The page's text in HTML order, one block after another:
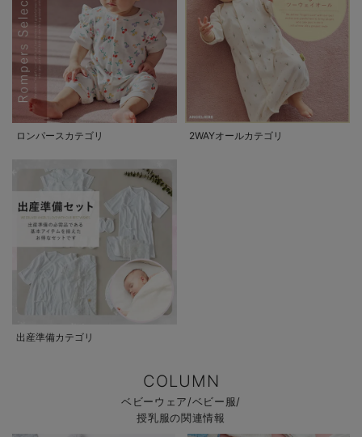
ロンパースカテゴリ 2WAYオールカテゴリ
出産準備カテゴリ
COLUMN
ベビーウェア/ベビー服/
授乳服の関連情報